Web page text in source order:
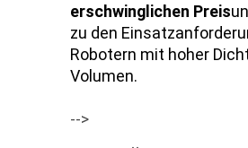
erschwinglichen Preis
zu den
Robotern mit hoher
Volumen.
-->